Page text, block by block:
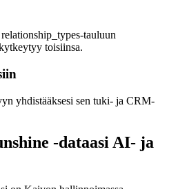
tauluun
toisiinsa.
yhdistääksesi sen tuki- ja CRM-
-dataasi AI- ja